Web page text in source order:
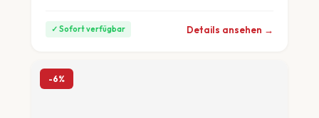
✓ Sofort verfügbar Details ansehen →
-6%